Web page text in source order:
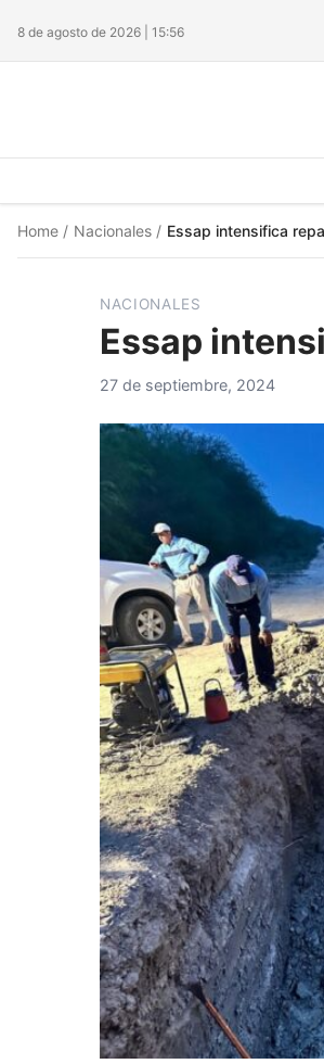
8 de agosto de 2026 | 15:56
Home / Nacionales / Essap intensifica
NACIONALES
Essap
27 de septiembre, 2024